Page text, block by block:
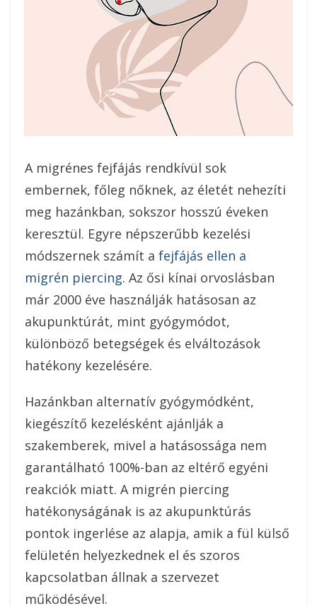
A migrénes fejfájás rendkívül sok
embernek, főleg nőknek, az életét nehezíti
meg hazánkban, sokszor hosszú éveken
keresztül. Egyre népszerűbb kezelési
módszernek számít a fejfájás ellen a
migrén piercing. Az ősi kínai orvoslásban
már 2000 éve használják hatásosan az
akupunktúrát, mint gyógymódot,
különböző betegségek és elváltozások
hatékony kezelésére.
Hazánkban alternatív gyógymódként,
kiegészítő kezelésként ajánlják a
szakemberek, mivel a hatásossága nem
garantálható 100%-ban az eltérő egyéni
reakciók miatt. A migrén piercing
hatékonyságának is az akupunktúrás
pontok ingerlése az alapja, amik a fül külső
felületén helyezkednek el és szoros
kapcsolatban állnak a szervezet
működésével.